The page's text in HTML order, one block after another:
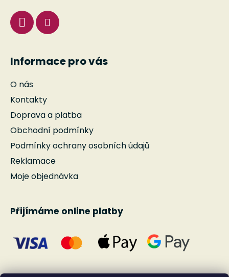
Informace pro vás
O nás
Kontakty
Doprava a platba
Obchodní podmínky
Podmínky ochrany osobních údajů
Reklamace
Moje objednávka
Přijímáme online platby